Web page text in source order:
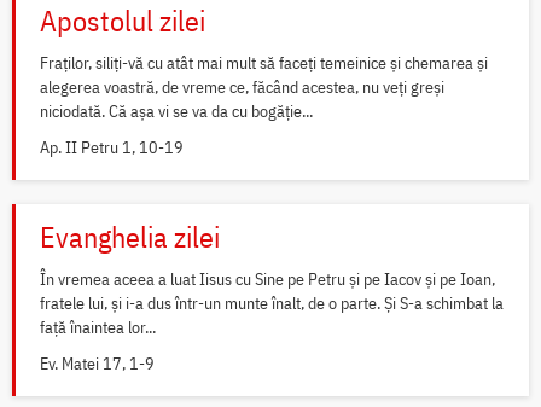
Apostolul zilei
Fraților, siliți-vă cu atât mai mult să faceți temeinice și chemarea și
alegerea voastră, de vreme ce, făcând acestea, nu veți greși
niciodată. Că așa vi se va da cu bogăție...
Ap. II Petru 1, 10-19
Evanghelia zilei
În vremea aceea a luat Iisus cu Sine pe Petru și pe Iacov și pe Ioan,
fratele lui, și i-a dus într-un munte înalt, de o parte. Și S-a schimbat la
față înaintea lor...
Ev. Matei 17, 1-9